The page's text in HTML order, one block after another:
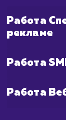
работу